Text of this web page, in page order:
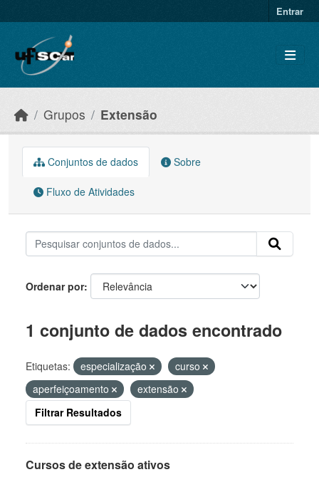
Entrar
Grupos Extensão
Conjuntos de dados Sobre
Fluxo de Atividades
Ordenar por
1 conjunto de dados encontrado
Etiquetas: especialização
curso
aperfeiçoamento
extensão
Filtrar Resultados
Cursos de extensão ativos